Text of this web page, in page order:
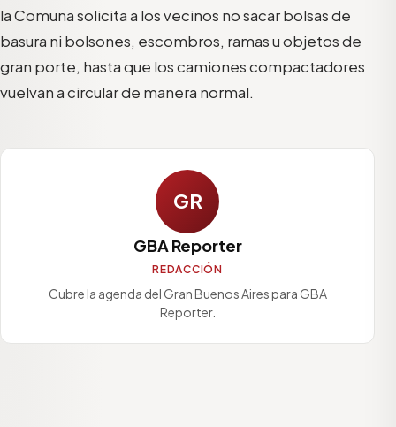
la Comuna solicita a los vecinos no sacar bolsas de
basura ni bolsones, escombros, ramas u objetos de
gran porte, hasta que los camiones compactadores
vuelvan a circular de manera normal.
GR
GBA Reporter
REDACCIÓN
Cubre la agenda del Gran Buenos Aires para GBA
Reporter.